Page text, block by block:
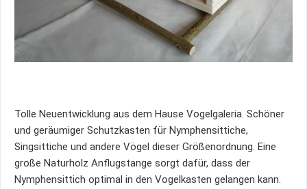
Tolle Neuentwicklung aus dem Hause Vogelgaleria. Schöner
und geräumiger Schutzkasten für Nymphensittiche,
Singsittiche und andere Vögel dieser Größenordnung. Eine
große Naturholz Anflugstange sorgt dafür, dass der
Nymphensittich optimal in den Vogelkasten gelangen kann.